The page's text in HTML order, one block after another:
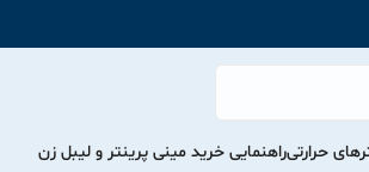
حرارتیراهنمایی خرید مینی پرینتر و لیبل زن